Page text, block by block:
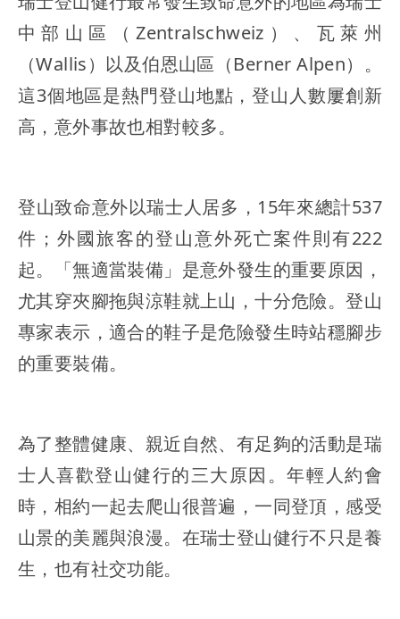
中部山區（Zentralschweiz）、瓦萊州
（Wallis）以及伯恩山區（Berner Alpen）。
這3個地區是熱門登山地點，登山人數屢創新
高，意外事故也相對較多。
登山致命意外以瑞士人居多，15年來總計537
件；外國旅客的登山意外死亡案件則有222
起。「無適當裝備」是意外發生的重要原因，
尤其穿夾腳拖與涼鞋就上山，十分危險。登山
專家表示，適合的鞋子是危險發生時站穩腳步
的重要裝備。
為了整體健康、親近自然、有足夠的活動是瑞
士人喜歡登山健行的三大原因。年輕人約會
時，相約一起去爬山很普遍，一同登頂，感受
山景的美麗與浪漫。在瑞士登山健行不只是養
生，也有社交功能。